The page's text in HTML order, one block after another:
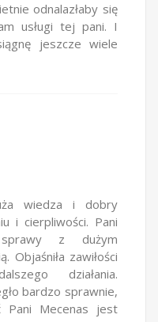
odnalazłaby się
usługi tej pani. I
jeszcze wiele
wiedza i dobry
i cierpliwości. Pani
z dużym
Objaśniła zawiłości
działania.
bardzo sprawnie,
Pani Mecenas jest